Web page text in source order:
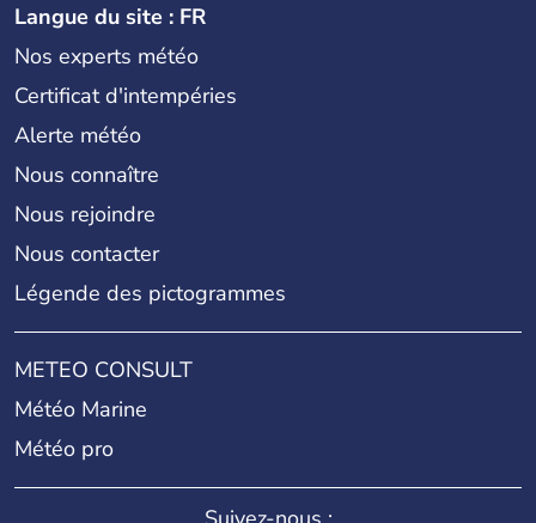
Langue du site : FR
Nos experts météo
Certificat d'intempéries
Alerte météo
Nous connaître
Nous rejoindre
Nous contacter
Légende des pictogrammes
METEO CONSULT
Météo Marine
Météo pro